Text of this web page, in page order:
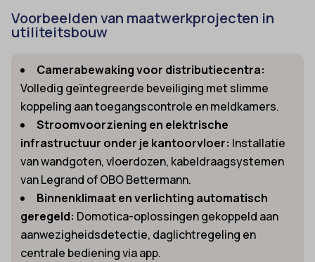
Voorbeelden van maatwerkprojecten in
utiliteitsbouw
Camerabewaking voor distributiecentra:
Volledig geïntegreerde beveiliging met slimme
koppeling aan toegangscontrole en meldkamers.
Stroomvoorziening en elektrische
infrastructuur onder je kantoorvloer: Installatie
van wandgoten, vloerdozen, kabeldraagsystemen
van Legrand of OBO Bettermann.
Binnenklimaat en verlichting automatisch
geregeld: Domotica-oplossingen gekoppeld aan
aanwezigheidsdetectie, daglichtregeling en
centrale bediening via app.